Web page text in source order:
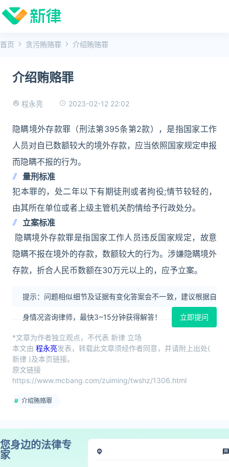
首页 贪污贿赂罪 介绍贿赂罪
介绍贿赂罪
程永亮 2023-02-12 22:02
隐瞒境外存款罪（刑法第395条第2款），是指国家工作
人员对自已数额较大的境外存款，应当依照国家规定申报
而隐瞒不报的行为。
量刑标准
犯本罪的，处二年以下有期徒刑或者拘役;情节较轻的，
由其所在单位或者上级主管机关酌情给予行政处分。
立案标准
隐瞒境外存款罪是指国家工作人员违反国家规定，故意
隐瞒不报在境外的存款，数额较大的行为。涉嫌隐瞒境外
存款，折合人民币数额在30万元以上的，应予立案。
提示：问题相似细节及证据有变化答案会不一致，建议根据自
身情况咨询律师，最快3~15分钟获得解答！ 立即提问
*文章为作者独立观点，不代表 新律 立场
本文由 程永亮发表，转载此文章须经作者同意，并请附上出处(
新律 )及本页链接。
原文链接
https://www.mcbang.com/zuiming/twshz/1306.html
介绍贿赂罪
您身边的法律专
家